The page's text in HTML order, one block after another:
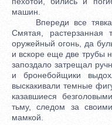
машин.
Впереди все
Смятая, растерзанная
оружейный огонь, да
и вскоре еще две трубы
запоздало затрещал
и бронебойщики
выскакивали темные
казавшиеся
тьму, следом за
мамкой.